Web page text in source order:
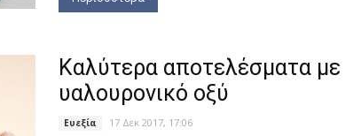
Καλύτερα αποτελέσματα με
υαλουρονικό οξύ
Ευεξία 17 Δεκ 2017, 17:06